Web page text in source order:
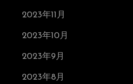
2023年11月
2023年10月
2023年9月
2023年8月